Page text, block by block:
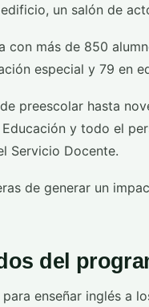
un salón de
con más de 850
especial y 79 en
preescolar hasta
y todo el
Servicio Docente.
de generar un
del
enseñar inglés a